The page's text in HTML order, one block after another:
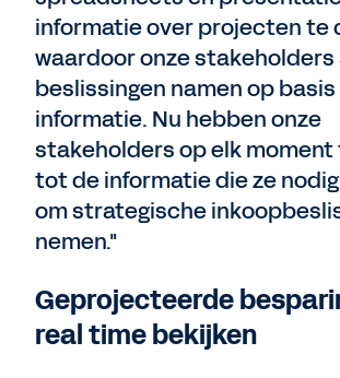
informatie over projecten te
waardoor onze stakeholders
beslissingen namen op
informatie. Nu hebben onze
stakeholders op elk moment
tot de informatie die ze
om strategische
nemen."
Geprojecteerde
real time bekijken